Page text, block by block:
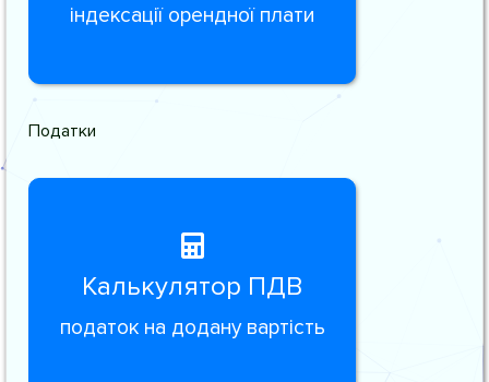
індексації орендної плати
Податки
Калькулятор ПДВ
податок на додану вартість